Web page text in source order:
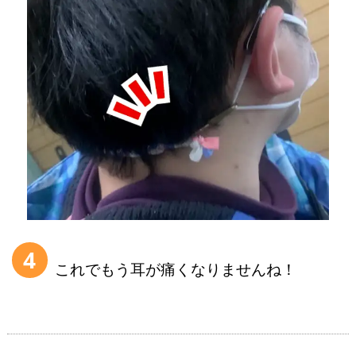
4 これでもう耳が痛くなりませんね！